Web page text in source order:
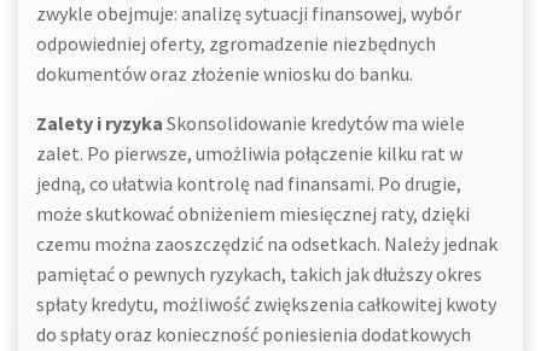
zwykle obejmuje: analizę sytuacji finansowej, wybór
odpowiedniej oferty, zgromadzenie niezbędnych
dokumentów oraz złożenie wniosku do banku.
Zalety i ryzyka Skonsolidowanie kredytów ma wiele
zalet. Po pierwsze, umożliwia połączenie kilku rat w
jedną, co ułatwia kontrolę nad finansami. Po drugie,
może skutkować obniżeniem miesięcznej raty, dzięki
czemu można zaoszczędzić na odsetkach. Należy jednak
pamiętać o pewnych ryzykach, takich jak dłuższy okres
spłaty kredytu, możliwość zwiększenia całkowitej kwoty
do spłaty oraz konieczność poniesienia dodatkowych